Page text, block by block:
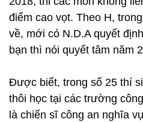
điểm cao vọt. Theo H,
về, mới có N.D.A quyết
bạn thì nói quyết tâm năm
Được biết, trong số 25 thí
thôi học tại các trường
là chiến sĩ công an nghĩa